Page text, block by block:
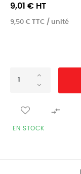
9,01 € HT
9,50 € TTC / unité

EN STOCK